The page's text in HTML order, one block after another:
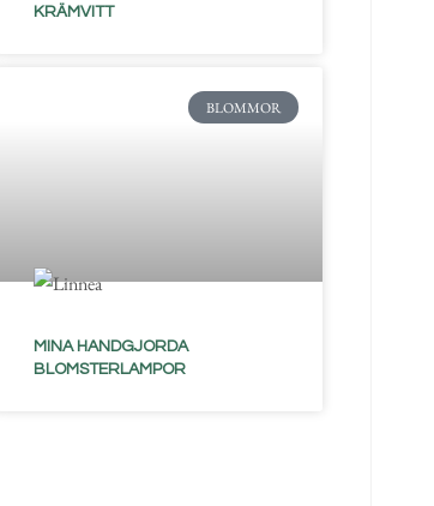
KRÄMVITT
BLOMMOR
MINA HANDGJORDA
BLOMSTERLAMPOR